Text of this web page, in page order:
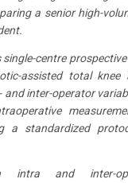
a senior high-
single-centre
assisted total knee
and inter-operator
a standardized
and inter-